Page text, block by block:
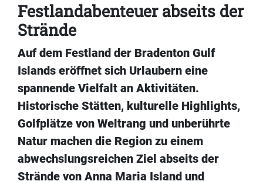
Festlandabenteuer abseits der
Strände
Auf dem Festland der Bradenton Gulf
Islands eröffnet sich Urlaubern eine
spannende Vielfalt an Aktivitäten.
Historische Stätten, kulturelle Highlights,
Golfplätze von Weltrang und unberührte
Natur machen die Region zu einem
abwechslungsreichen Ziel abseits der
Strände von Anna Maria Island und